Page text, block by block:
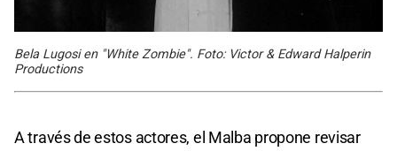
Bela Lugosi en "White Zombie". Foto: Victor & Edward Halperin
Productions
A través de estos actores, el Malba propone revisar